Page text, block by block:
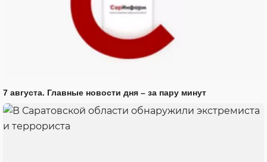
7 августа. Главные новости дня – за пару минут